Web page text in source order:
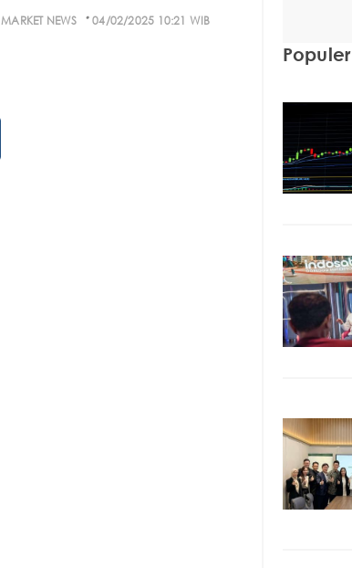
MARKET NEWS · 04/02/2025 10:21 WIB
Populer